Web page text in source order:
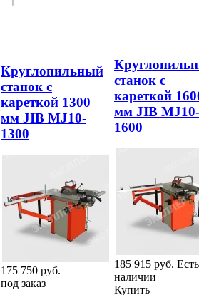
Круглопильный
станок с
кареткой 1300
мм JIB MJ10-
1300
175 750 руб.
под заказ
станок с
кареткой
мм JIB MJ10-
1600
185 915 руб.
наличии
Купить